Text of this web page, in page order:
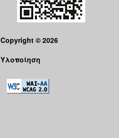
Copyright © 2026
Υλοποίηση